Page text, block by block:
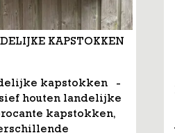
KAPSTOKKEN
kapstokken -
houten landelijke
kapstokken,